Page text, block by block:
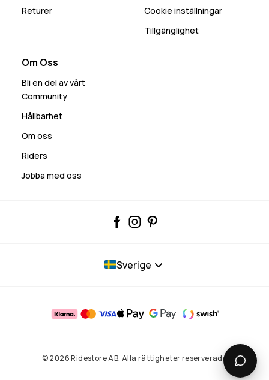
Returer
Cookie inställningar
Tillgänglighet
Om Oss
Bli en del av vårt
Community
Hållbarhet
Om oss
Riders
Jobba med oss
Sverige
© 2026 Ridestore AB. Alla rättigheter reserverade